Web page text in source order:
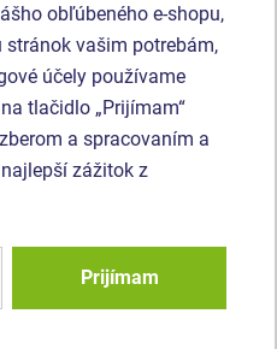
hlavne bezpečnosťou,
tak žiadne nebezpečenstvo
zo špeciálnej pružinárskej
nástrekom práškovou
Všetok spojovací materiál
tovar
obľúbeného e-shopu,
vašim potrebám,
účely používame
tlačidlo „Prijímam“
a spracovaním a
zážitok z
Prijímam